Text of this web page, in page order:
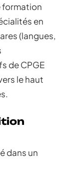
formation
en
(langues,
de CPGE
le haut
dans un